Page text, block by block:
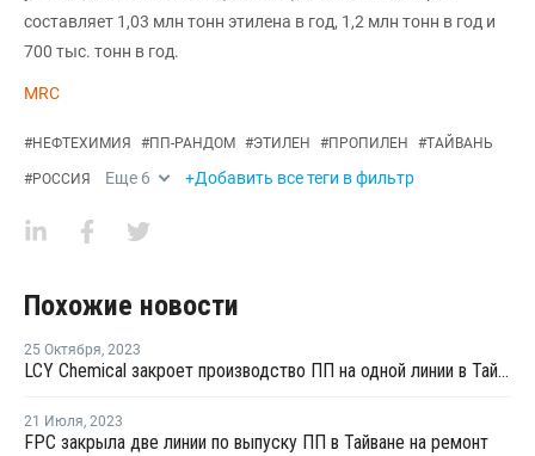
составляет 1,03 млн тонн этилена в год, 1,2 млн тонн в год и
700 тыс. тонн в год.
MRC
#НЕФТЕХИМИЯ #ПП-РАНДОМ #ЭТИЛЕН #ПРОПИЛЕН #ТАЙВАНЬ
#РОССИЯ Еще 6 +Добавить все теги в фильтр
Похожие новости
25 Октября, 2023
LCY Chemical закроет производство ПП на одной линии в Тайване на ремонт
21 Июля, 2023
FPC закрыла две линии по выпуску ПП в Тайване на ремонт